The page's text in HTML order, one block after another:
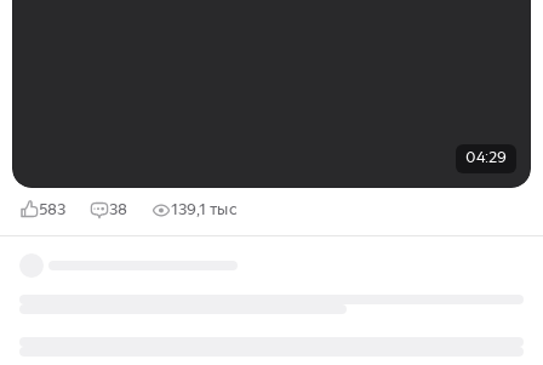
04:29
583 38 139,1 тыс